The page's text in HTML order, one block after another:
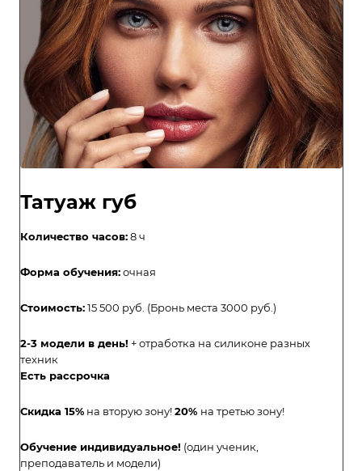
Татуаж губ
Количество часов:8 ч
Форма обучения:очная
Стоимость:15 500 руб. (Бронь места 3000 руб.)
2-3 модели в день! + отработка на силиконе разных
техник
Есть рассрочка
Скидка 15% на вторую зону!20% на третью зону!
Обучение индивидуальное! (один ученик,
преподаватель и модели)